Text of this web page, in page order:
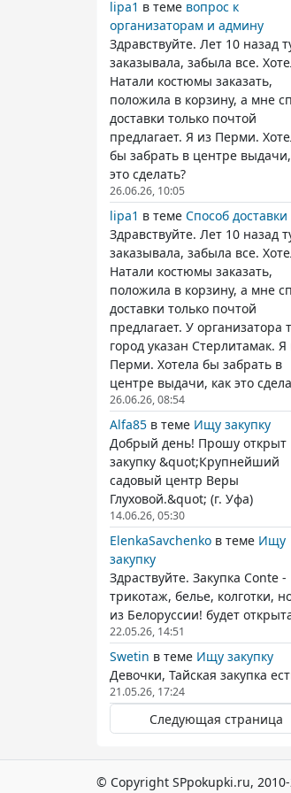
lipa1 в теме вопрос к
организаторам и админу
Здравствуйте. Лет 10 назад
заказывала, забыла все.
Натали костюмы заказать,
положила в корзину, а мне
доставки только почтой
предлагает. Я из Перми.
бы забрать в центре
это сделать?
26.06.26, 10:05
lipa1 в теме Способ доставки
Здравствуйте. Лет 10 назад
заказывала, забыла все.
Натали костюмы заказать,
положила в корзину, а мне
доставки только почтой
предлагает. У организатора
город указан Стерлитамак. Я
Перми. Хотела бы забрать в
центре выдачи, как это
26.06.26, 08:54
Alfa85 в теме Ищу закупку
Добрый день! Прошу открыт
закупку &quot;Крупнейший
садовый центр Веры
Глуховой.&quot; (г. Уфа)
14.06.26, 05:30
ElenkaSavchenko в теме Ищу
закупку
Здраствуйте. Закупка Conte -
трикотаж, белье, колготки,
из Белоруссии! будет
22.05.26, 14:51
Swetin в теме Ищу закупку
Девочки, Тайская закупка
21.05.26, 17:24
Следующая страница
© Copyright SPpokupki.ru,